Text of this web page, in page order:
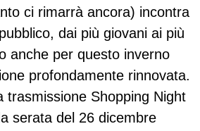
ci rimarrà ancora) incontra
dai più giovani ai più
anche per questo inverno
profondamente rinnovata.
trasmissione Shopping Night
serata del 26 dicembre